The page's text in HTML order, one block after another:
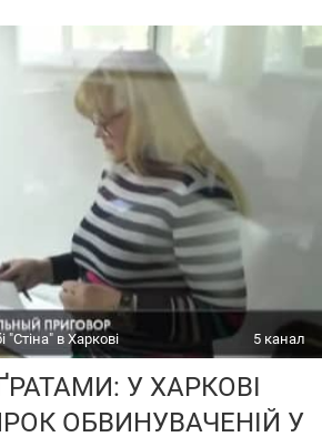
"Стіна" в Харкові 5 канал
У ХАРКОВІ
ОБВИНУВАЧЕНІЙ У